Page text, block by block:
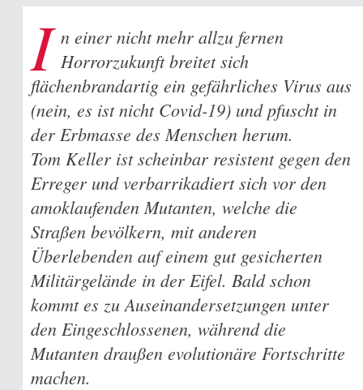
I n einer nicht mehr allzu fernen
Horrorzukunft breitet sich
flächenbrandartig ein gefährliches Virus aus
(nein, es ist nicht Covid-19) und pfuscht in
der Erbmasse des Menschen herum.
Tom Keller ist scheinbar resistent gegen den
Erreger und verbarrikadiert sich vor den
amoklaufenden Mutanten, welche die
Straßen bevölkern, mit anderen
Überlebenden auf einem gut gesicherten
Militärgelände in der Eifel. Bald schon
kommt es zu Auseinandersetzungen unter
den Eingeschlossenen, während die
Mutanten draußen evolutionäre Fortschritte
machen.